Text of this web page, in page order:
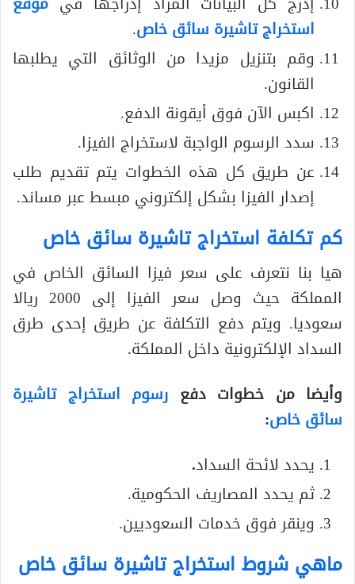
استخراج تاشيرة سائق خاص.
وقم بتنزيل مزيدا من الوثائق التي يطلبها
القانون.
اكبس الآن فوق أيقونة الدفع.
سدد الرسوم الواجبة لاستخراج الفيزا.
عن طريق كل هذه الخطوات يتم تقديم طلب
إصدار الفيزا بشكل إلكتروني مبسط عبر مساند.
كم تكلفة استخراج تاشيرة سائق خاص
هيا بنا نتعرف على سعر فيزا السائق الخاص في
المملكة حيث وصل سعر الفيزا إلى 2000 ريالا
سعوديا. ويتم دفع التكلفة عن طريق إحدى طرق
السداد الإلكترونية داخل المملكة.
وأيضا من خطوات دفع رسوم استخراج تاشيرة
سائق خاص:
يحدد لائحة السداد.
ثم يحدد المصاريف الحكومية.
وينقر فوق خدمات السعوديين.
ماهي شروط استخراج تاشيرة سائق خاص